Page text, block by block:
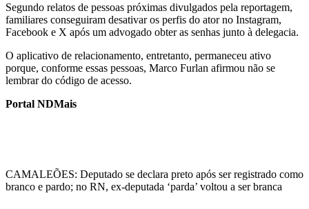
Segundo relatos de pessoas próximas divulgados pela reportagem,
familiares conseguiram desativar os perfis do ator no Instagram,
Facebook e X após um advogado obter as senhas junto à delegacia.
O aplicativo de relacionamento, entretanto, permaneceu ativo
porque, conforme essas pessoas, Marco Furlan afirmou não se
lembrar do código de acesso.
Portal NDMais
CAMALEÕES: Deputado se declara preto após ser registrado como
branco e pardo; no RN, ex-deputada ‘parda’ voltou a ser branca